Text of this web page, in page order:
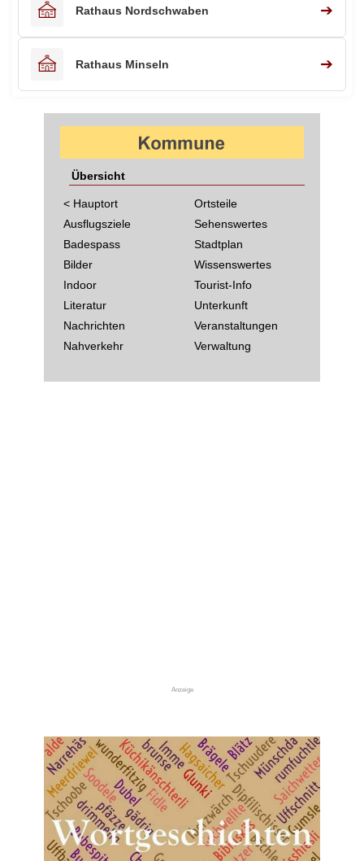
Rathaus Nordschwaben ➔
Rathaus Minseln ➔
Übersicht
< Hauptort
Ausflugsziele
Badespass
Bilder
Indoor
Literatur
Nachrichten
Nahverkehr
Ortsteile
Sehenswertes
Stadtplan
Wissenswertes
Tourist-Info
Unterkunft
Veranstaltungen
Verwaltung
Anzeige